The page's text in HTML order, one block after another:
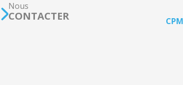
Nous
CONTACTER